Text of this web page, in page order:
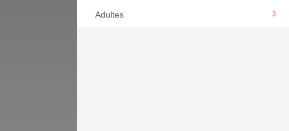
3
Adultes